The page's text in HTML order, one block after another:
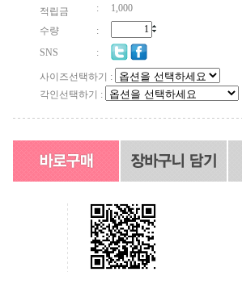
적립금
:
1,000
수량
:
SNS
:
사이즈선택하기 :
각인선택하기 :